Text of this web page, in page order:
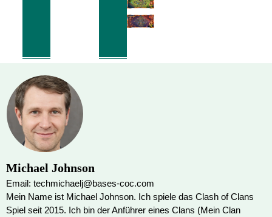
Michael Johnson
Email: techmichaelj@bases-coc.com
Mein Name ist Michael Johnson. Ich spiele das Clash of Clans
Spiel seit 2015. Ich bin der Anführer eines Clans (Mein Clan